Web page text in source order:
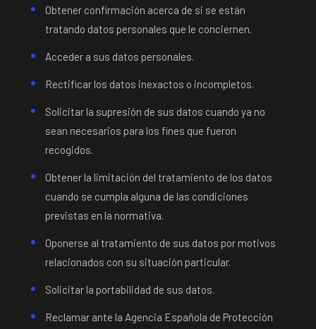
Obtener confirmación acerca de si se están
tratando datos personales que le conciernen.
Acceder a sus datos personales.
Rectificar los datos inexactos o incompletos.
Solicitar la supresión de sus datos cuando ya no
sean necesarios para los fines que fueron
recogidos.
Obtener la limitación del tratamiento de los datos
cuando se cumpla alguna de las condiciones
previstas en la normativa.
Oponerse al tratamiento de sus datos por motivos
relacionados con su situación particular.
Solicitar la portabilidad de sus datos.
Reclamar ante la Agencia Española de Protección